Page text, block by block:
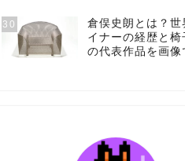
30
倉俣史朗とは？世
イナーの経歴と椅
の代表作品を画像